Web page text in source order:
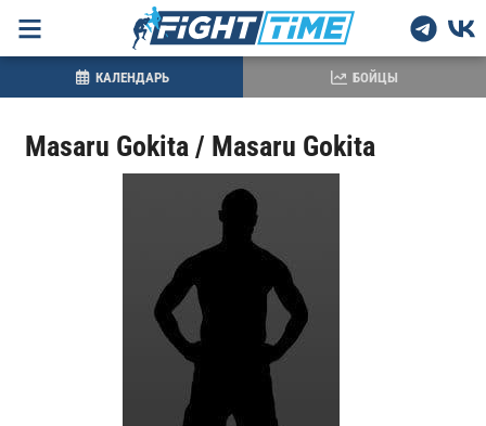
Masaru Gokita / Masaru Gokita
КАЛЕНДАРЬ БОЙЦЫ